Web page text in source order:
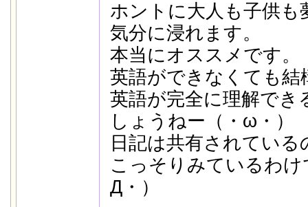
ホントに大人も子供
気分に浸れます。
本当にオススメです。
英語ができなくても結
英語が完全に理解でき
しょうねー（・ω・）
日記は共有されてい
こっそりみているわ
Д・）